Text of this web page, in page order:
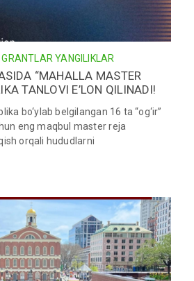
YANGILIKLAR
“MAHALLA MASTER
TANLOVI E’LON QILINADI!
bo‘ylab belgilangan 16 ta “og‘ir”
eng maqbul master reja
orqali hududlarni